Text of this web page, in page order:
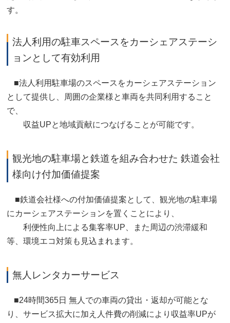
す。
法人利用の駐車スペースをカーシェアステーシ
ョンとして有効利用
■法人利用駐車場のスペースをカーシェアステーション
として提供し、周囲の企業様と車両を共同利用すること
で、
収益UPと地域貢献につなげることが可能です。
観光地の駐車場と鉄道を組み合わせた 鉄道会社
様向け付加価値提案
■鉄道会社様への付加価値提案として、観光地の駐車場
にカーシェアステーションを置くことにより、
利便性向上による集客率UP、また周辺の渋滞緩和
等、環境エコ対策も見込まれます。
無人レンタカーサービス
■24時間365日 無人での車両の貸出・返却が可能とな
り、サービス拡大に加え人件費の削減により収益率UPが